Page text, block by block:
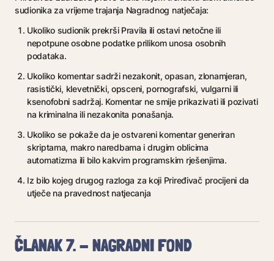
sudionika za vrijeme trajanja Nagradnog natječaja:
Ukoliko sudionik prekrši Pravila ili ostavi netočne ili
nepotpune osobne podatke prilikom unosa osobnih
podataka.
Ukoliko komentar sadrži nezakonit, opasan, zlonamjeran,
rasistički, klevetnički, opsceni, pornografski, vulgarni ili
ksenofobni sadržaj. Komentar ne smije prikazivati ili pozivati
na kriminalna ili nezakonita ponašanja.
Ukoliko se pokaže da je ostvareni komentar generiran
skriptama, makro naredbama i drugim oblicima
automatizma ili bilo kakvim programskim rješenjima.
Iz bilo kojeg drugog razloga za koji Priređivač procijeni da
utječe na pravednost natjecanja
ČLANAK 7. - NAGRADNI FOND